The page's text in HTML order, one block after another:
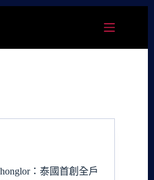
：泰國首創全戶